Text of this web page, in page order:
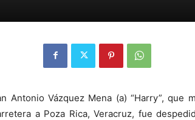
Antonio Vázquez Mena (a) “Harry”, que
a Poza Rica, Veracruz, fue